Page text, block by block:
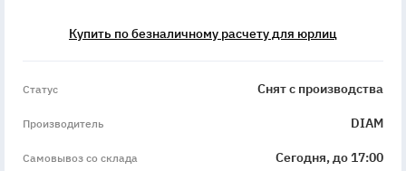
Купить по безналичному расчету для юрлиц
Статус Снят с производства
Производитель DIAM
Самовывоз со склада Сегодня, до 17:00